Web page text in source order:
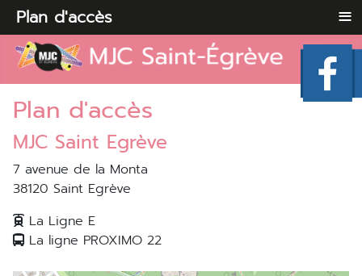
Plan d'accès
MJC Saint Egrève
7 avenue de la Monta
38120 Saint Egrève
La Ligne E
La ligne PROXIMO 22
Plan d'accès ≡